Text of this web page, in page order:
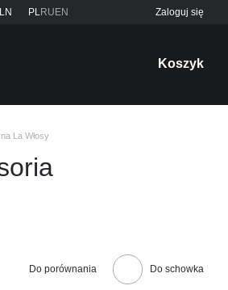
PLRU EN Zaloguj się
Koszyk
La Włosy
Do porównania Do schowka